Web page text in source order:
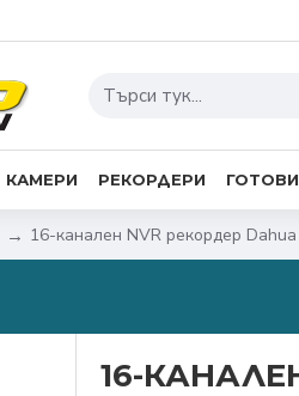
КАМЕРИ РЕКОРДЕРИ
16-канален NVR рекордер
16-